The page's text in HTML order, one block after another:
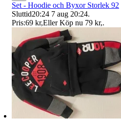
Set - Hoodie och Byxor Storlek 92
Sluttid20:24 7 aug 20:24.
Pris:69 kr,Eller Köp nu 79 kr,.